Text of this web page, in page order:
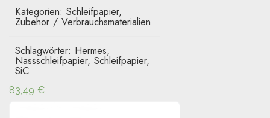
Kategorien: Schleifpapier,
Zubehör / Verbrauchsmaterialien
Schlagwörter: Hermes,
Nassschleifpapier, Schleifpapier,
SiC
83,49 €